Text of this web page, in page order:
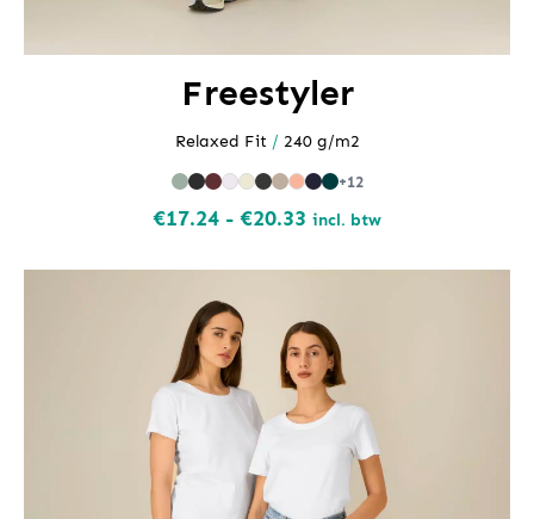
Freestyler
Relaxed Fit / 240 g/m2
+12
€17.24 - €20.33 Prijsklasse:
€20.33
incl. btw